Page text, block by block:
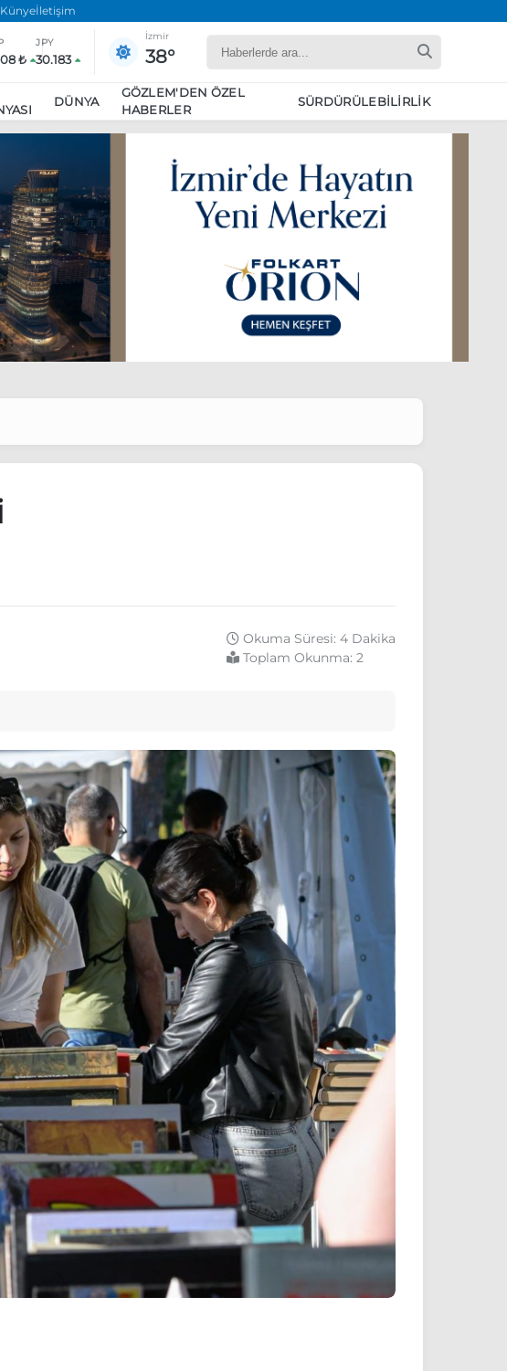
Künyeİletişim
₺
JPY
30.183
İzmir
38°
DÜNYA
GÖZLEM'DEN ÖZEL
HABERLER
SÜRDÜRÜLEBILIRLIK
ziyaret edecek
Okuma Süresi: 4 Dakika
Toplam Okunma: 2